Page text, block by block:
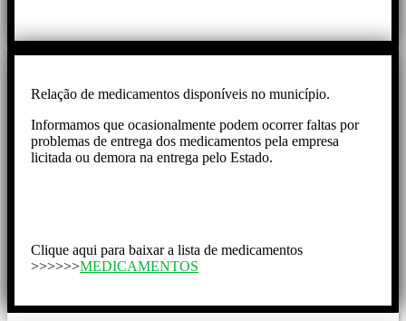
Relação de medicamentos disponíveis no município.
Informamos que ocasionalmente podem ocorrer faltas por
problemas de entrega dos medicamentos pela empresa
licitada ou demora na entrega pelo Estado.
Clique aqui para baixar a lista de medicamentos
>>>>>>MEDICAMENTOS